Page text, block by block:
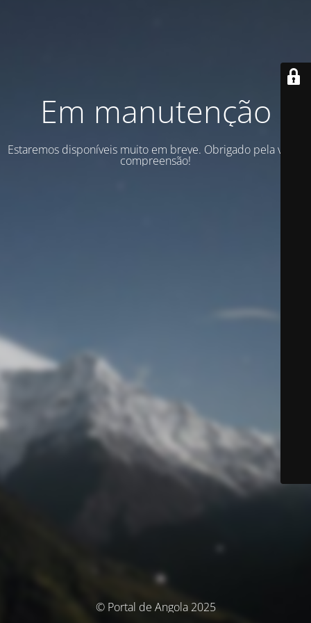
Em manutenção
Estaremos disponíveis muito em breve. Obrigado pela vossa
compreensão!
© Portal de Angola 2025